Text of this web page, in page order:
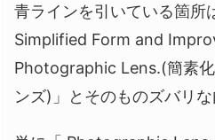
青ラインを引いている箇所
Simplified Form and
Photographic Lens.(簡素
ンズ)」とそのものズバリな